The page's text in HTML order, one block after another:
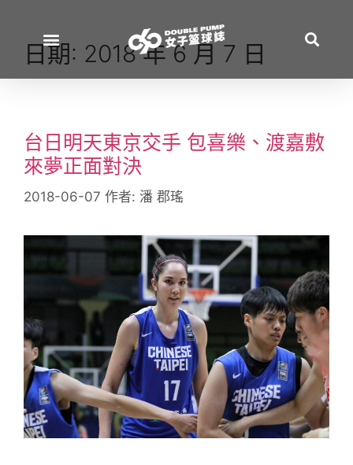
日期: 2018 年 6 月 7 日
台日明天東京交手 包喜樂、渡嘉敷
來夢正面對決
2018-06-07 作者: 潘 郡瑤